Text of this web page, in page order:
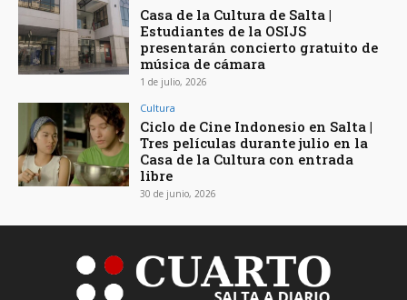
Casa de la Cultura de Salta |
Estudiantes de la OSIJS
presentarán concierto gratuito de
música de cámara
1 de julio, 2026
Cultura
Ciclo de Cine Indonesio en Salta |
Tres películas durante julio en la
Casa de la Cultura con entrada
libre
30 de junio, 2026